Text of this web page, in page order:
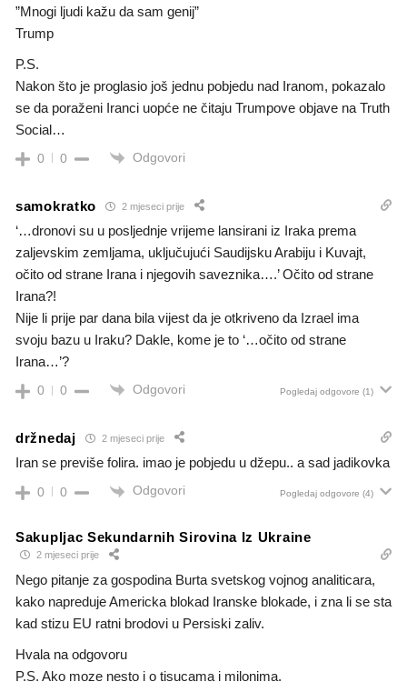
”Mnogi ljudi kažu da sam genij”
Trump
P.S.
Nakon što je proglasio još jednu pobjedu nad Iranom, pokazalo
se da poraženi Iranci uopće ne čitaju Trumpove objave na Truth
Social…
0 0 Odgovori
samokratko 2 mjeseci prije
‘…dronovi su u posljednje vrijeme lansirani iz Iraka prema
zaljevskim zemljama, uključujući Saudijsku Arabiju i Kuvajt,
očito od strane Irana i njegovih saveznika….’ Očito od strane
Irana?!
Nije li prije par dana bila vijest da je otkriveno da Izrael ima
svoju bazu u Iraku? Dakle, kome je to ‘…očito od strane
Irana…’?
0 0 Odgovori Pogledaj odgovore (1)
držnedaj 2 mjeseci prije
Iran se previše folira. imao je pobjedu u džepu.. a sad jadikovka
0 0 Odgovori Pogledaj odgovore (4)
Sakupljac Sekundarnih Sirovina Iz Ukraine
2 mjeseci prije
Nego pitanje za gospodina Burta svetskog vojnog analiticara,
kako napreduje Americka blokad Iranske blokade, i zna li se sta
kad stizu EU ratni brodovi u Persiski zaliv.
Hvala na odgovoru
P.S. Ako moze nesto i o tisucama i milonima.